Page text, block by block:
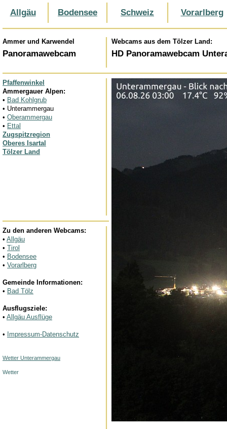
Allgäu Bodensee Schweiz Vorarlberg
Ammer und Karwendel Webcams aus dem Tölzer Land:
Panoramawebcam HD Panoramawebcam
Pfaffenwinkel
Ammergauer Alpen:
• Bad Kohlgrub
• Unterammergau
• Oberammergau
• Ettal
Zugspitzregion
Oberes Isartal
Tölzer Land
Zu den anderen Webcams:
• Allgäu
• Tirol
• Bodensee
• Vorarlberg
Gemeinde Informationen:
• Bad Tölz
Ausflugsziele:
• Allgäu Ausflüge
• Impressum-Datenschutz
Wetter Unterammergau